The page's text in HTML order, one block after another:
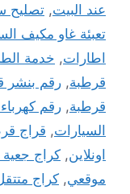
عند البيت, تصليح
تعبئة غاو مكيف
اطارات, خدمة
قرطبة, رقم بنشر
قرطبة, رقم
السيارات, قراج
اونلاين, كراج
موقعي, كراج